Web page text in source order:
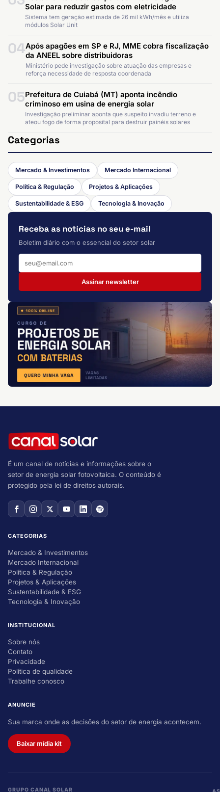
Solar para reduzir gastos com eletricidade
Sistema tem geração estimada de 26 mil kWh/mês e utiliza
módulos Solar Unit
04Após apagões em SP e RJ, MME cobra fiscalização
da ANEEL sobre distribuidoras
Ministério pede investigação sobre atuação das empresas e
reforça necessidade de resposta coordenada
05Prefeitura de Cuiabá (MT) aponta incêndio
criminoso em usina de energia solar
Investigação preliminar aponta que suspeito invadiu terreno e
ateou fogo de forma proposital para destruir painéis solares
Categorias
Mercado & Investimentos Mercado Internacional
Política & Regulação Projetos & Aplicações
Sustentabilidade & ESG Tecnologia & Inovação
Receba as notícias no seu e-mail
Boletim diário com o essencial do setor solar
Assinar newsletter
É um canal de notícias e informações sobre o
setor de energia solar fotovoltaica. O conteúdo é
protegido pela lei de direitos autorais.
CATEGORIAS
Mercado & Investimentos
Mercado Internacional
Política & Regulação
Projetos & Aplicações
Sustentabilidade & ESG
Tecnologia & Inovação
INSTITUCIONAL
Sobre nós
Contato
Privacidade
Política de qualidade
Trabalhe conosco
ANUNCIE
Sua marca onde as decisões do setor de energia acontecem.
Baixar mídia kit
GRUPO CANAL SOLAR